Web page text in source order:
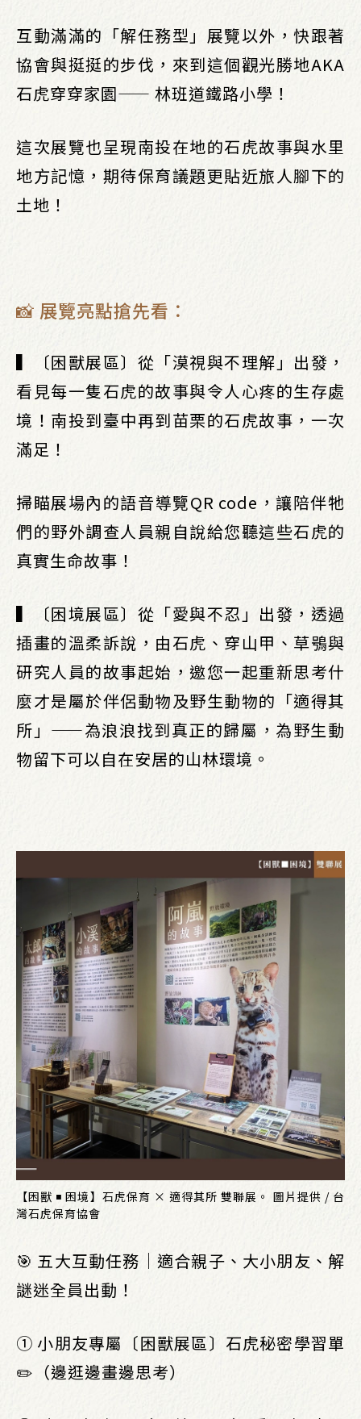
互動滿滿的「解任務型」展覽以外，快跟著
協會與挺挺的步伐，來到這個觀光勝地AKA
石虎穿穿家園—— 林班道鐵路小學！
這次展覽也呈現南投在地的石虎故事與水里
地方記憶，期待保育議題更貼近旅人腳下的
土地！
📸 展覽亮點搶先看：
▍〔困獸展區〕從「漠視與不理解」出發，
看見每一隻石虎的故事與令人心疼的生存處
境！南投到臺中再到苗栗的石虎故事，一次
滿足！
掃瞄展場內的語音導覽QR code，讓陪伴牠
們的野外調查人員親自說給您聽這些石虎的
真實生命故事！
▍〔困境展區〕從「愛與不忍」出發，透過
插畫的溫柔訴說，由石虎、穿山甲、草鴞與
研究人員的故事起始，邀您一起重新思考什
麼才是屬於伴侶動物及野生動物的「適得其
所」——為浪浪找到真正的歸屬，為野生動
物留下可以自在安居的山林環境。
【困獸 ◾ 困境】石虎保育 × 適得其所 雙聯展。 圖片提供 / 台
灣石虎保育協會
🎯 五大互動任務｜適合親子、大小朋友、解
謎迷全員出動！
① 小朋友專屬〔困獸展區〕石虎秘密學習單
✏️（邊逛邊畫邊思考）